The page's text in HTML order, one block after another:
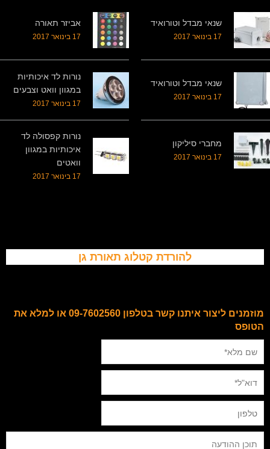
שנאי מבדל וטורואיד
17 בינואר 2017
אביזר תאורה
17 בינואר 2017
שנאי מבדל וטורואיד
17 בינואר 2017
נורות לד איכותיות
במגוון וואט וצבעים
17 בינואר 2017
מחברי סיליקון
17 בינואר 2017
נורות קפסולה לד
איכותיות במגוון
וואטים
17 בינואר 2017
להורדת קטלוג תאורת גן
מוזמנים ליצור איתנו קשר בטלפון 09-7602560 או למלא את
הטופס